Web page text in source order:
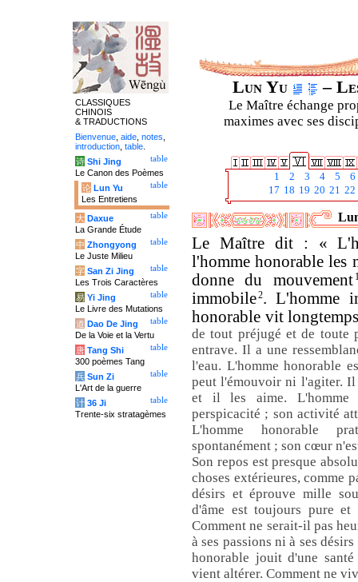
Lun Yu –
Le Maître échange
maximes avec ses
1 2 3 4 5
6
17 18 19 20 21 22
Le Maître dit : «
l'homme honorable les
donne du mouvement
immobile2. L'homme
honorable vit
de tout préjugé et de toute
entrave. Il a une
l'eau. L'homme honorable
peut l'émouvoir ni l'agiter. Il
et il les aime. L'homme
perspicacité ; son activité
L'homme honorable
spontanément ; son cœur
Son repos est presque
choses extérieures, comme
désirs et éprouve mille
d'âme est toujours pure et
Comment ne serait-il pas
à ses passions ni à ses
honorable jouit d'une
vient altérer. Comment ne
CLASSIQUES
CHINOIS
& TRADUCTIONS
Bienvenue aide notes
introduction table
table
诗 Shi Jing
Le Canon des Poèmes
table
论 Lun Yu
Les Entretiens
table
大 Daxue
La Grande Étude
table
中 Zhongyong
Le Juste Milieu
table
字 San Zi Jing
Les Trois Caractères
table
易 Yi Jing
Le Livre des Mutations
table
道 Dao De Jing
De la Voie et la Vertu
table
唐 Tang Shi
300 poèmes Tang
table
兵 Sun Zi
L'Art de la guerre
table
计 36 Ji
Trente-six stratagèmes